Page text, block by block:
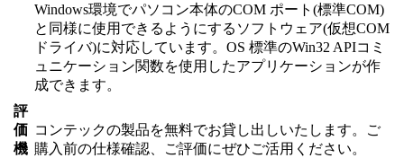
Windows環境でパソコン本体のCOM ポート(標準COM)
と同様に使用できるようにするソフトウェア(仮想COM
ドライバ)に対応しています。OS 標準のWin32 APIコミ
ュニケーション関数を使用したアプリケーションが作
成できます。
評
価
機
コンテックの製品を無料でお貸し出しいたします。ご
購入前の仕様確認、ご評価にぜひご活用ください。